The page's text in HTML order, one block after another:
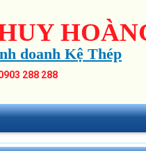
doanh Kệ Thép
288 288